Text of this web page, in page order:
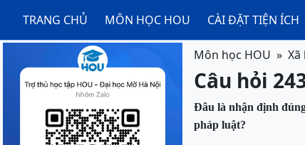
TRANG CHỦ MÔN HỌC HOU CÀI ĐẶT TIỆN ÍCH
Môn học HOU Xã
Câu hỏi
Đâu là nhận định
pháp luật?